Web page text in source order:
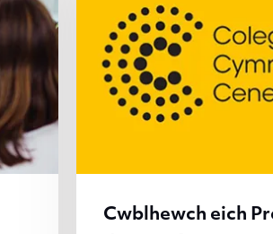
Cwblhewch eich